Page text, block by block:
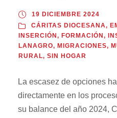
19 DICIEMBRE 2024
CÁRITAS DIOCESANA,
INSERCIÓN , FORMACIÓN ,
LANAGRO, MIGRACIONES,
RURAL, SIN HOGAR
La escasez de opciones
directamente en los
su balance del año 2024,